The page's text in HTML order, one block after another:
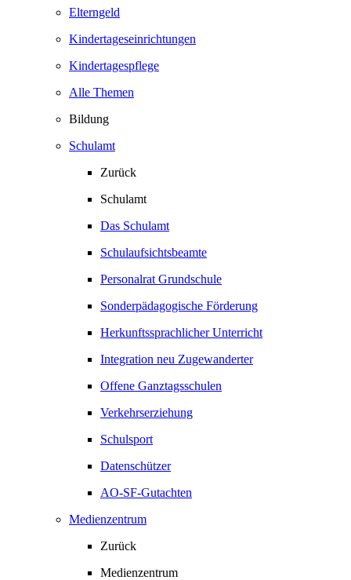
Elterngeld
Kindertageseinrichtungen
Kindertagespflege
Alle Themen
Bildung
Schulamt
Zurück
Schulamt
Das Schulamt
Schulaufsichtsbeamte
Personalrat Grundschule
Sonderpädagogische Förderung
Herkunftssprachlicher Unterricht
Integration neu Zugewanderter
Offene Ganztagsschulen
Verkehrserziehung
Schulsport
Datenschützer
AO-SF-Gutachten
Medienzentrum
Zurück
Medienzentrum